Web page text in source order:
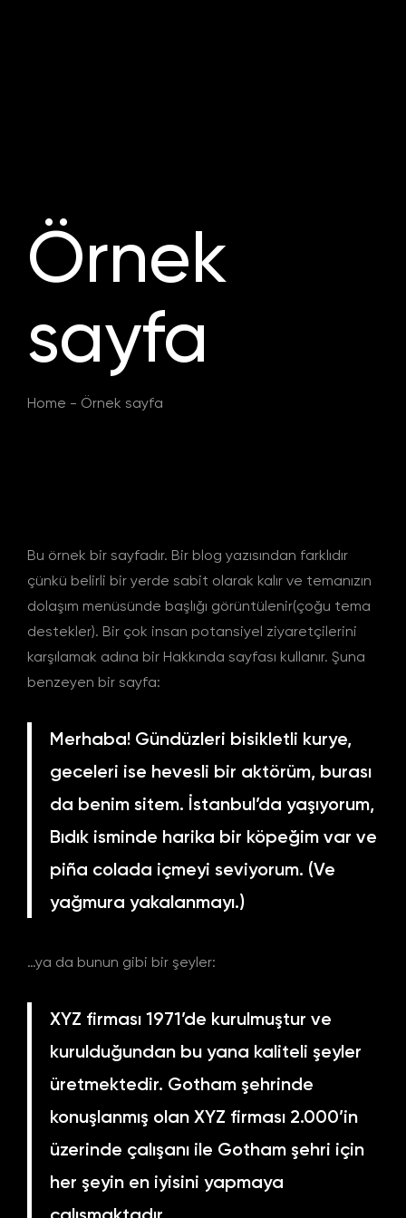
Örnek
sayfa
Home - Örnek sayfa
Bu örnek bir sayfadır. Bir blog yazısından farklıdır
çünkü belirli bir yerde sabit olarak kalır ve temanızın
dolaşım menüsünde başlığı görüntülenir(çoğu tema
destekler). Bir çok insan potansiyel ziyaretçilerini
karşılamak adına bir Hakkında sayfası kullanır. Şuna
benzeyen bir sayfa:
Merhaba! Gündüzleri bisikletli kurye,
geceleri ise hevesli bir aktörüm, burası
da benim sitem. İstanbul’da yaşıyorum,
Bıdık isminde harika bir köpeğim var ve
piña colada içmeyi seviyorum. (Ve
yağmura yakalanmayı.)
…ya da bunun gibi bir şeyler:
XYZ firması 1971’de kurulmuştur ve
kurulduğundan bu yana kaliteli şeyler
üretmektedir. Gotham şehrinde
konuşlanmış olan XYZ firması 2.000’in
üzerinde çalışanı ile Gotham şehri için
her şeyin en iyisini yapmaya